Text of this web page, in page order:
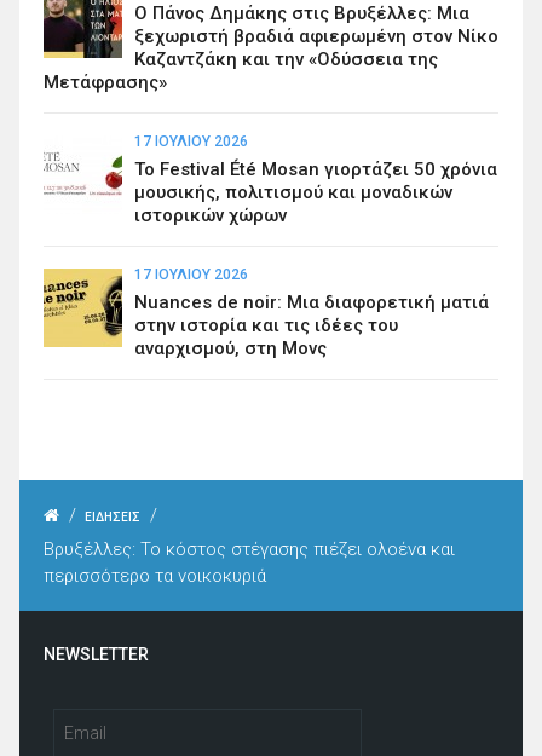
Ο Πάνος Δημάκης στις Βρυξέλλες: Μια
ξεχωριστή βραδιά αφιερωμένη στον Νίκο
Καζαντζάκη και την «Οδύσσεια της
Μετάφρασης»
17 ΙΟΥΛΊΟΥ 2026
Το Festival Été Mosan γιορτάζει 50 χρόνια
μουσικής, πολιτισμού και μοναδικών
ιστορικών χώρων
17 ΙΟΥΛΊΟΥ 2026
Nuances de noir: Μια διαφορετική ματιά
στην ιστορία και τις ιδέες του
αναρχισμού, στη Μονς
/ ΕΙΔΗΣΕΙΣ
/
Βρυξέλλες: Το κόστος στέγασης πιέζει ολοένα και
περισσότερο τα νοικοκυριά
NEWSLETTER